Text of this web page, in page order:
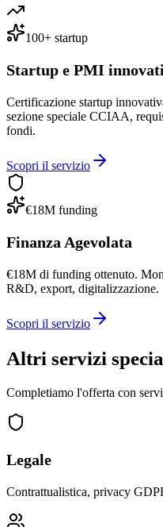
100+ startup
Startup e PMI
Certificazione startup
sezione speciale CCIAA,
fondi.
Scopri il servizio
€18M funding
Finanza Agevolata
€18M di funding ottenuto.
R&D, export, digitalizzazione.
Scopri il servizio
Altri servizi
Completiamo l'offerta con
Legale
Contrattualistica, privacy